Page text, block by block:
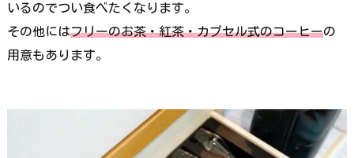
いるのでつい食べたくなります。
その他にはフリーのお茶・紅茶・カプセル式のコーヒーの
用意もあります。